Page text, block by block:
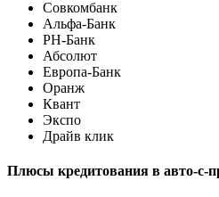
Совкомбанк
Альфа-Банк
РН-Банк
Абсолют
Европа-Банк
Оранж
Квант
Экспо
Драйв клик
Плюсы кредитования в авто-с-